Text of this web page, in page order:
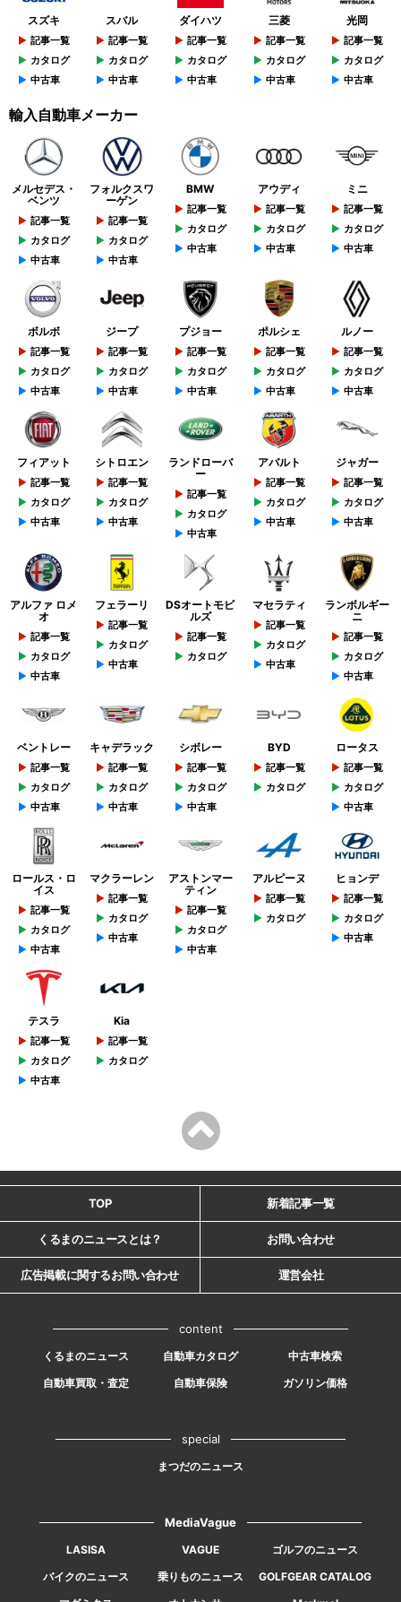
スズキ
記事一覧
カタログ
中古車
スバル
記事一覧
カタログ
中古車
ダイハツ
記事一覧
カタログ
中古車
三菱
記事一覧
カタログ
中古車
光岡
記事一覧
カタログ
中古車
輸入自動車メーカー
メルセデス・
ベンツ
記事一覧
カタログ
中古車
フォルクスワ
ーゲン
記事一覧
カタログ
中古車
BMW
記事一覧
カタログ
中古車
アウディ
記事一覧
カタログ
中古車
ミニ
記事一覧
カタログ
中古車
ボルボ
記事一覧
カタログ
中古車
ジープ
記事一覧
カタログ
中古車
プジョー
記事一覧
カタログ
中古車
ポルシェ
記事一覧
カタログ
中古車
ルノー
記事一覧
カタログ
中古車
フィアット
記事一覧
カタログ
中古車
シトロエン
記事一覧
カタログ
中古車
ランドローバ
ー
記事一覧
カタログ
中古車
アバルト
記事一覧
カタログ
中古車
ジャガー
記事一覧
カタログ
中古車
アルファ ロメ
オ
記事一覧
カタログ
中古車
フェラーリ
記事一覧
カタログ
中古車
DSオートモビ
ルズ
記事一覧
カタログ
マセラティ
記事一覧
カタログ
中古車
ランボルギー
ニ
記事一覧
カタログ
中古車
ベントレー
記事一覧
カタログ
中古車
キャデラック
記事一覧
カタログ
中古車
シボレー
記事一覧
カタログ
中古車
BYD
記事一覧
カタログ
ロータス
記事一覧
カタログ
中古車
ロールス・ロ
イス
記事一覧
カタログ
中古車
マクラーレン
記事一覧
カタログ
中古車
アストンマー
ティン
記事一覧
カタログ
中古車
アルピーヌ
記事一覧
カタログ
ヒョンデ
記事一覧
カタログ
中古車
テスラ
記事一覧
カタログ
中古車
Kia
記事一覧
カタログ
TOP 新着記事一覧
くるまのニュースとは？ お問い合わせ
広告掲載に関するお問い合わせ 運営会社
content
くるまのニュース 自動車カタログ
中古車検索
自動車買取・査定
自動車保険 ガソリン価格
special
まつだのニュース
MediaVague
LASISA VAGUE
ゴルフのニュース
バイクのニュース
乗りものニュース
GOLFGEAR CATALOG